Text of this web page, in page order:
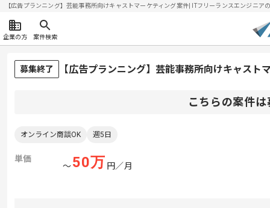
【広告プランニング】芸能事務所向けキャストマーケティング案件| ITフリーランスエンジニ
企業の方 案件検索
募集終了 【広告プランニング】芸能事務所向けキャス
こちらの案件
オンライン商談OK 週5日
単価
〜50万 円／月